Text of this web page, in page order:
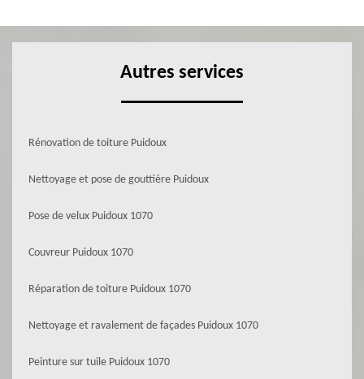
Autres services
Rénovation de toiture Puidoux
Nettoyage et pose de gouttière Puidoux
Pose de velux Puidoux 1070
Couvreur Puidoux 1070
Réparation de toiture Puidoux 1070
Nettoyage et ravalement de façades Puidoux 1070
Peinture sur tuile Puidoux 1070